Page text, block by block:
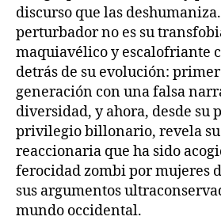
discurso que las
perturbador no es su
maquiavélico y escalofriante
detrás de su evolución:
generación con una falsa
diversidad, y ahora, desde su
privilegio billonario, revela su
reaccionaria que ha sido
ferocidad zombi por mujeres
sus argumentos
mundo occidental.